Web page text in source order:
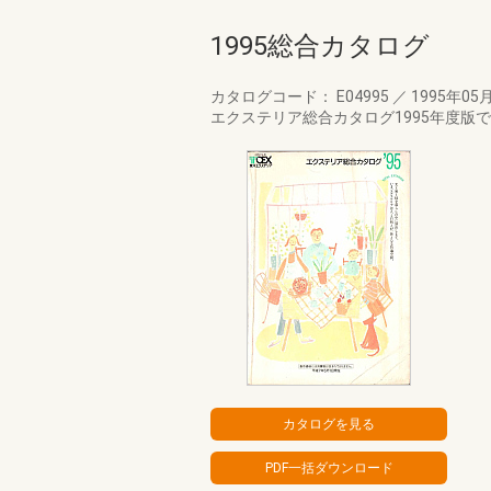
1995総合カタログ
カタログコード： E04995 ／ 1995年05月
エクステリア総合カタログ1995年度版で